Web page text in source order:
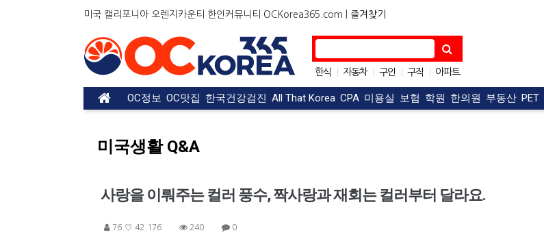
미국 캘리포니아 오렌지카운티 한인커뮤니티 OCKorea365.com | 즐겨찾기
한식 자동차 구인 구직 아파트
| OC맛집
OC정보 OC맛집 한국건강검진 All That Korea CPA 미용실 보험 학원 한의원 부동산 PET
미국생활 Q&A
사랑을 이뤄주는 컬러 풍수, 짝사랑과 재회는 컬러부터 달라요.
76.♡.42.176 240 0